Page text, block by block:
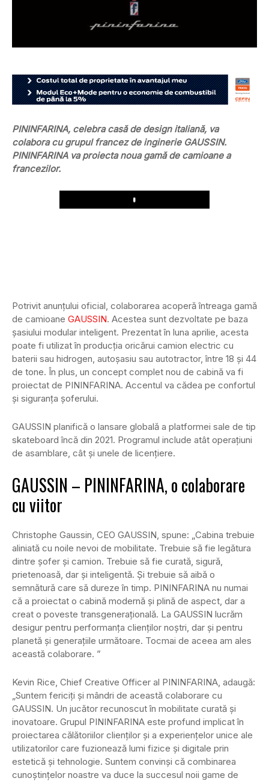
PININFARINA, celebra casă de design italiană, va
colabora cu grupul francez de inginerie GAUSSIN.
PININFARINA va proiecta noua gamă de camioane a
francezilor.
Play
Potrivit anunțului oficial, colaborarea acoperă întreaga gamă
de camioane GAUSSIN. Acestea sunt dezvoltate pe baza
șasiului modular inteligent. Prezentat în luna aprilie, acesta
poate fi utilizat în producția oricărui camion electric cu
baterii sau hidrogen, autoșasiu sau autotractor, între 18 și 44
de tone. În plus, un concept complet nou de cabină va fi
proiectat de PININFARINA. Accentul va cădea pe confortul
și siguranța șoferului.
GAUSSIN planifică o lansare globală a platformei sale de tip
skateboard încă din 2021. Programul include atât operațiuni
de asamblare, cât și unele de licențiere.
GAUSSIN – PININFARINA, o colaborare
cu viitor
Christophe Gaussin, CEO GAUSSIN, spune: „Cabina trebuie
aliniată cu noile nevoi de mobilitate. Trebuie să fie legătura
dintre șofer și camion. Trebuie să fie curată, sigură,
prietenoasă, dar și inteligentă. Și trebuie să aibă o
semnătură care să dureze în timp. PININFARINA nu numai
că a proiectat o cabină modernă și plină de aspect, dar a
creat o poveste transgenerațională. La GAUSSIN lucrăm
desigur pentru performanța clienților noștri, dar și pentru
planetă și generațiile următoare. Tocmai de aceea am ales
această colaborare. ”
Kevin Rice, Chief Creative Officer al PININFARINA, adaugă:
„Suntem fericiți și mândri de această colaborare cu
GAUSSIN. Un jucător recunoscut în mobilitate curată și
inovatoare. Grupul PININFARINA este profund implicat în
proiectarea călătoriilor clienților și a experiențelor unice ale
utilizatorilor care fuzionează lumi fizice și digitale prin
estetică și tehnologie. Suntem convinși că combinarea
cunoștințelor noastre va duce la succesul noii game de